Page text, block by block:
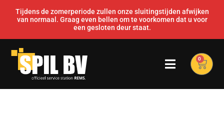
Tijdens de zomerperiode zullen onze sluitingstijden afwijken
van normaal. Graag even bellen om te voorkomen dat u voor
een gesloten deur staat.
0